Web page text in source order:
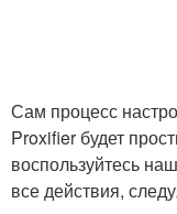
Сам процесс
Proxifier будет
воспользуйтесь
все действия,